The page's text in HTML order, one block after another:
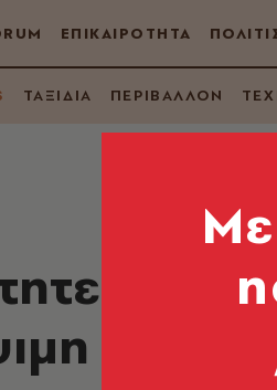
ΕΠΙΚΑΙΡΟΤΗΤΑ
ΤΑΞΙΔΙΑ ΠΕΡΙΒΑΛΛΟΝ
να